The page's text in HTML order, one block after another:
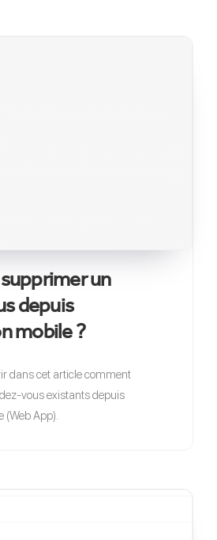
un
depuis
mobile ?
dans cet article comment
vous existants depuis
(Web App).